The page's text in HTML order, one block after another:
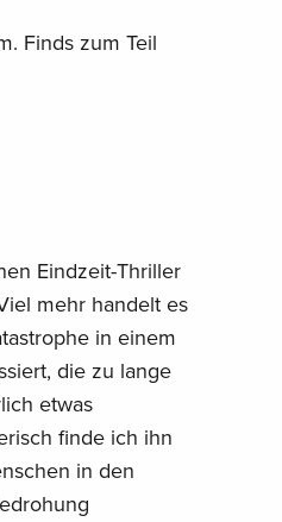
Finds zum Teil
Eindzeit-Thriller
mehr handelt es
in einem
die zu lange
etwas
finde ich ihn
in den